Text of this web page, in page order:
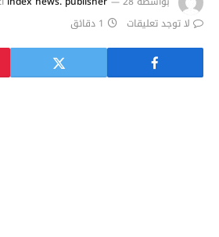
لا توجد تعليقات
1 دقائق